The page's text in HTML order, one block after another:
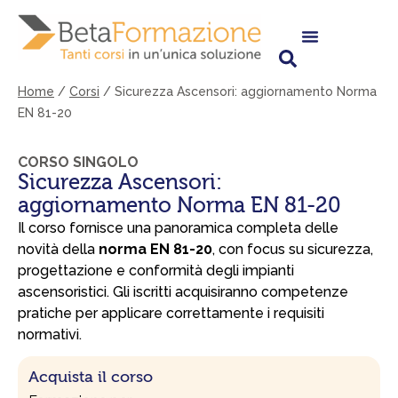
contenuto
Home / Corsi / Sicurezza Ascensori: aggiornamento Norma
EN 81-20
CORSO SINGOLO
Sicurezza Ascensori:
aggiornamento Norma EN 81-20
Il corso fornisce una panoramica completa delle
novità della norma EN 81-20, con focus su sicurezza,
progettazione e conformità degli impianti
ascensoristici. Gli iscritti acquisiranno competenze
pratiche per applicare correttamente i requisiti
normativi.
Acquista il corso
Sicurezza